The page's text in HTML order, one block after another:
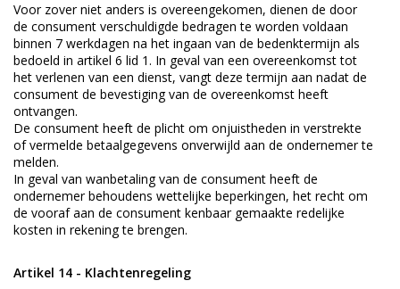
Voor zover niet anders is overeengekomen, dienen de door
de consument verschuldigde bedragen te worden voldaan
binnen 7 werkdagen na het ingaan van de bedenktermijn als
bedoeld in artikel 6 lid 1. In geval van een overeenkomst tot
het verlenen van een dienst, vangt deze termijn aan nadat de
consument de bevestiging van de overeenkomst heeft
ontvangen.
De consument heeft de plicht om onjuistheden in verstrekte
of vermelde betaalgegevens onverwijld aan de ondernemer te
melden.
In geval van wanbetaling van de consument heeft de
ondernemer behoudens wettelijke beperkingen, het recht om
de vooraf aan de consument kenbaar gemaakte redelijke
kosten in rekening te brengen.
Artikel 14 - Klachtenregeling